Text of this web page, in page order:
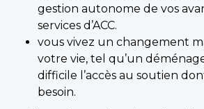
gestion autonome de vos
services d’ACC.
vous vivez un changement
votre vie, tel qu’un
difficile l’accès au soutien
besoin.